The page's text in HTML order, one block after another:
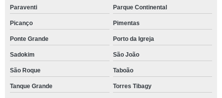
Paraventi Parque Continental
Picanço Pimentas
Ponte Grande Porto da Igreja
Sadokim São João
São Roque Taboão
Tanque Grande Torres Tibagy